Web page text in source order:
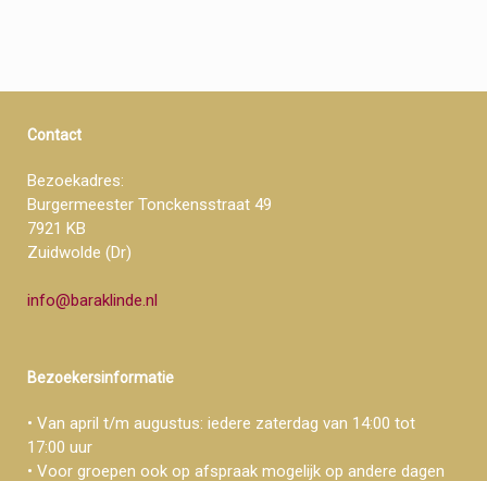
Contact
Bezoekadres:
Burgermeester Tonckensstraat 49
7921 KB
Zuidwolde (Dr)
info@baraklinde.nl
Bezoekersinformatie
• Van april t/m augustus: iedere zaterdag van 14:00 tot
17:00 uur
• Voor groepen ook op afspraak mogelijk op andere dagen